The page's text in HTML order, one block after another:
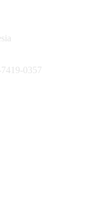
0357